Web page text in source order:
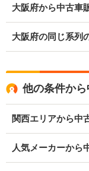
大阪府から中古車
大阪府の同じ系列
他の条件か
関西エリアから中
人気メーカーから